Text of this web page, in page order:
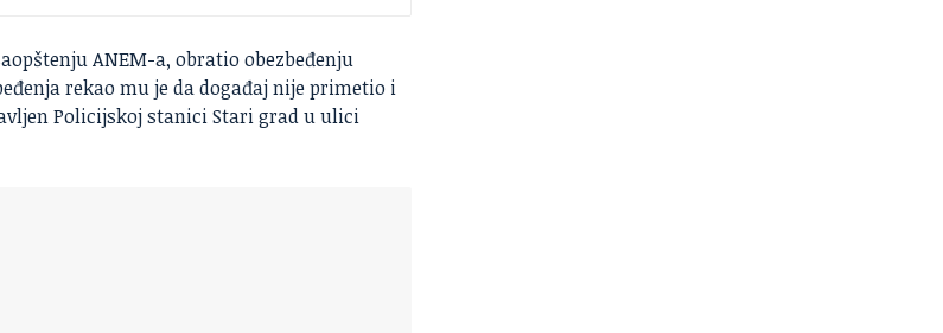
ANEM-a, obratio obezbeđenju
rekao mu je da događaj nije primetio i
Policijskoj stanici Stari grad u ulici